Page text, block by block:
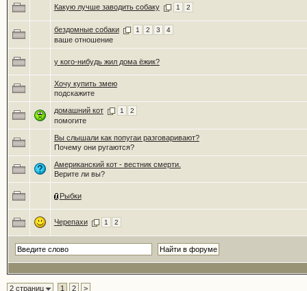
Какую лучше заводить собаку 1 2
бездомные собаки 1 2 3 4
ваше отношение
у кого-нибудь жил дома ёжик?
Хочу купить змею
подскажите
домашний кот 1 2
помогите
Вы слышали как попугаи разговаривают?
Почему они ругаются?
Американский кот - вестник смерти.
Верите ли вы?
Рыбки
Черепахи 1 2
2 страниц 1 2 >